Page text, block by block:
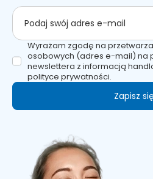
Podaj swój adres e-mail
Wyrażam zgodę na
osobowych (adres e-mail) na
newslettera z informacją
polityce prywatności.
Zapisz